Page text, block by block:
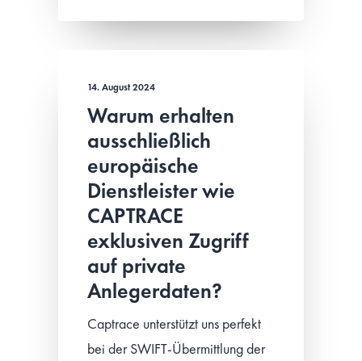
14. August 2024
Warum erhalten
ausschließlich
europäische
Dienstleister wie
CAPTRACE
exklusiven Zugriff
auf private
Anlegerdaten?
Captrace unterstützt uns perfekt
bei der SWIFT-Übermittlung der